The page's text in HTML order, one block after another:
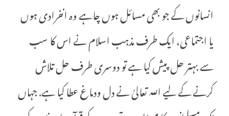
انسانوں کے جو بھی مسائل ہوں چاہے وہ انفرادی ہوں
یا اجتماعی، ایک طرف مذہب اسلام نے اس کا سب
سے بہتر حل پیش کیا ہے تو دوسری طرف حل تلاش
کرنے کے لیے اللہ تعالیٰ نے دل ودماغ عطا کیا ہے. جہاں